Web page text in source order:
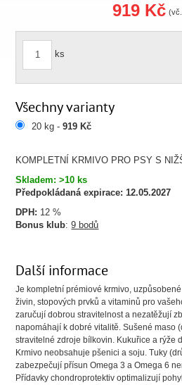
KOMPLETNÍ KRMIVO PRO PSY S
Skladem: >10 ks
Předpokládaná expirace: 12.05.2027
DPH: 12 %
Bonus klub:9 bodů
919 Kč
ks
Všechny varianty
20 kg -919 Kč
Další informace
Je kompletní prémiové krmivo,
živin, stopových prvků a vitaminů pro
zaručují dobrou stravitelnost a nezatěžují
napomáhají k dobré vitalitě. Sušené maso
stravitelné zdroje bílkovin. Kukuřice a rýže
Krmivo neobsahuje pšenici a soju. Tuky
zabezpečují přísun Omega 3 a Omega 6
Přídavky chondroprotektiv optimalizují